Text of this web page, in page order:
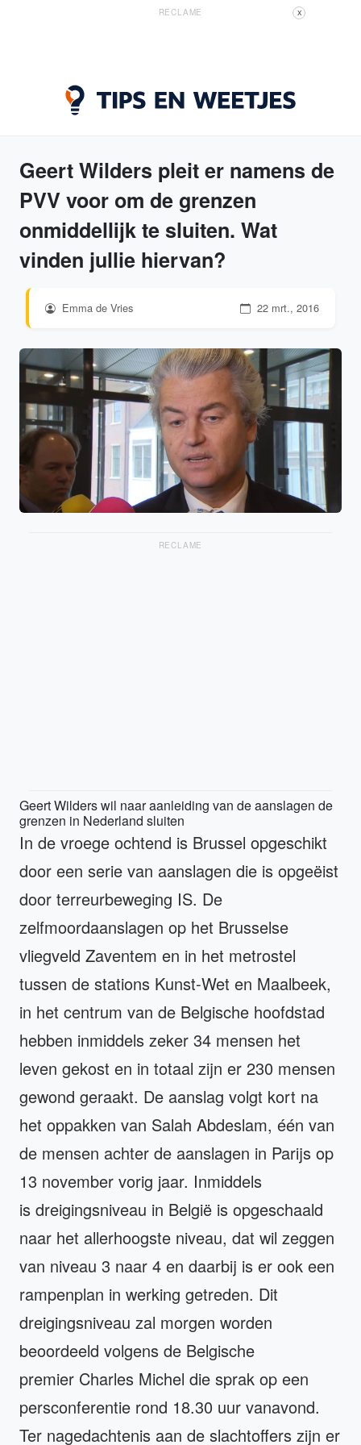
RECLAME X
Geert Wilders pleit er namens de
PVV voor om de grenzen
onmiddellijk te sluiten. Wat
vinden jullie hiervan?
Emma de Vries 22 mrt., 2016
RECLAME
Geert Wilders wil naar aanleiding van de aanslagen de
grenzen in Nederland sluiten
In de vroege ochtend is Brussel opgeschikt
door een serie van aanslagen die is opgeëist
door terreurbeweging IS. De
zelfmoordaanslagen op het Brusselse
vliegveld Zaventem en in het metrostel
tussen de stations Kunst-Wet en Maalbeek,
in het centrum van de Belgische hoofdstad
hebben inmiddels zeker 34 mensen het
leven gekost en in totaal zijn er 230 mensen
gewond geraakt. De aanslag volgt kort na
het oppakken van Salah Abdeslam, één van
de mensen achter de aanslagen in Parijs op
13 november vorig jaar. Inmiddels
is dreigingsniveau in België is opgeschaald
naar het allerhoogste niveau, dat wil zeggen
van niveau 3 naar 4 en daarbij is er ook een
rampenplan in werking getreden. Dit
dreigingsniveau zal morgen worden
beoordeeld volgens de Belgische
premier Charles Michel die sprak op een
persconferentie rond 18.30 uur vanavond.
Ter nagedachtenis aan de slachtoffers zijn er